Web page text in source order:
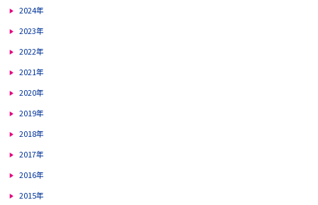
2024年
2023年
2022年
2021年
2020年
2019年
2018年
2017年
2016年
2015年